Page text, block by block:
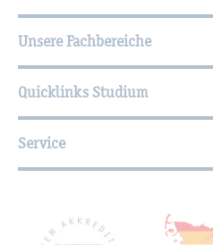
Unsere Fachbereiche
Quicklinks Studium
Service